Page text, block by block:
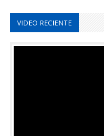
VIDEO RECIENTE